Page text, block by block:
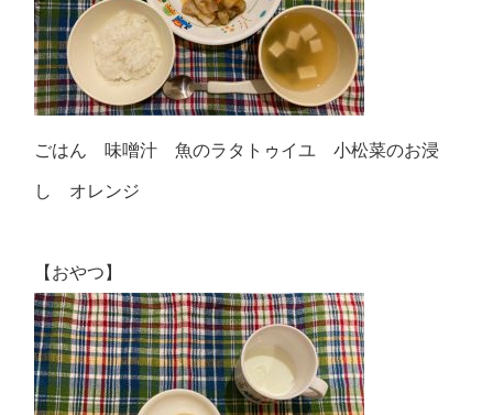
ごはん 味噌汁 魚のラタトゥイユ 小松菜のお浸
し オレンジ
【おやつ】